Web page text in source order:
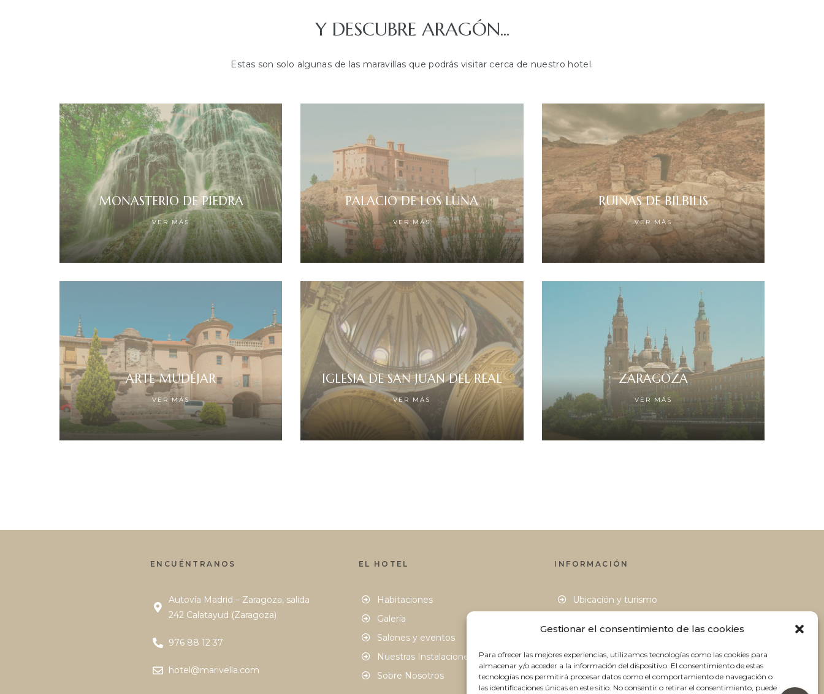
Gestionar el consentimiento de las cookies
Para ofrecer las mejores experiencias, utilizamos tecnologías como las cookies para
almacenar y/o acceder a la información del dispositivo. El consentimiento de estas
tecnologías nos permitirá procesar datos como el comportamiento de navegación o
las identificaciones únicas en este sitio. No consentir o retirar el consentimiento, puede
Y DESCUBRE ARAGÓN...
Estas son solo algunas de las maravillas que podrás visitar cerca de nuestro hotel.
MONASTERIO DE PIEDRA
VER MÁS
PALACIO DE LOS LUNA
VER MÁS
RUINAS DE BILBILIS
VER MÁS
ARTE MUDÉJAR
VER MÁS
IGLESIA DE SAN JUAN DEL REAL
VER MÁS
ZARAGOZA
VER MÁS
ENCUÉNTRANOS
Autovía Madrid – Zaragoza, salida
242 Calatayud (Zaragoza)
976 88 12 37
hotel@marivella.com
EL HOTEL
Habitaciones
Galería
Salones y eventos
Nuestras Instalaciones
Sobre Nosotros
INFORMACIÓN
Ubicación y turismo
Contacto